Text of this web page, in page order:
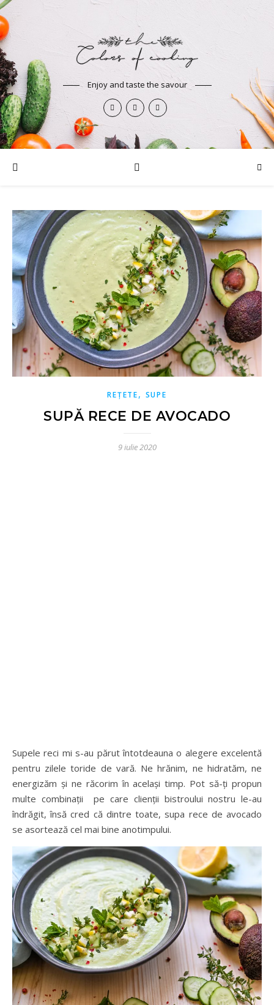
Enjoy and taste the savour
REȚETE, SUPE
SUPĂ RECE DE AVOCADO
9 iulie 2020
Supele reci mi s-au părut întotdeauna o alegere excelentă
pentru zilele toride de vară. Ne hrănim, ne hidratăm, ne
energizăm și ne răcorim în același timp. Pot să-ți propun
multe combinații pe care clienții bistroului nostru le-au
îndrăgit, însă cred că dintre toate, supa rece de avocado
se asortează cel mai bine anotimpului.